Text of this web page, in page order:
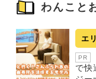
わんこと
エ
PR
で快